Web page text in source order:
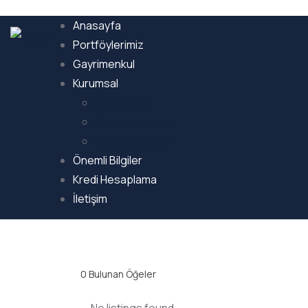
Anasayfa
Portföylerimiz
Gayrimenkul
Kurumsal
Önemli Bilgiler
Kredi Hesaplama
İletişim
0 Bulunan Öğeler